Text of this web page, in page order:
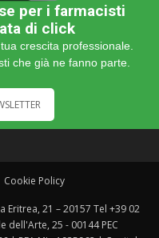
per i farmacisti
di click
crescita professionale.
che già ne fanno parte.
Cookie Policy
21 – 20157 Tel +39 02
dell'Arte, 25 - 00144 PEC